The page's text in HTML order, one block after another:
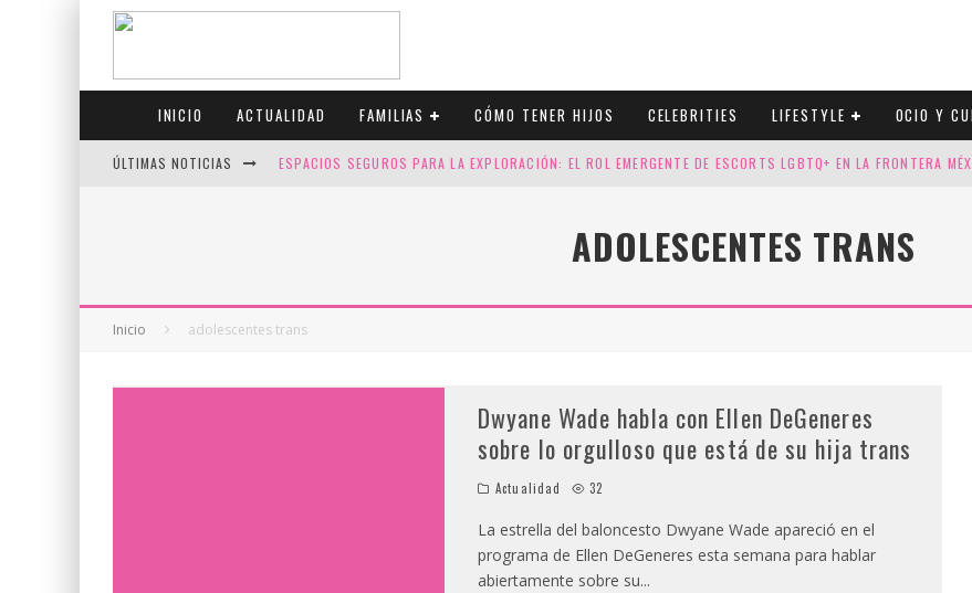
INICIO ACTUALIDAD FAMILIAS CÓMO TENER HIJOS CELEBRITIES LIFESTYLE OCIO Y
ÚLTIMAS NOTICIAS ESPACIOS SEGUROS PARA LA EXPLORACIÓN: EL ROL EMERGENTE DE ESCORTS LGBTQ+ EN LA FRONTERA
CANADÁ CELEBRA EL ORGULLO CON CUATRO SELLOS QUE HONRAN LA HISTORIA LGTB
ADOLESCENTES TRANS
Inicio adolescentes trans
Dwyane Wade habla con Ellen DeGeneres
sobre lo orgulloso que está de su hija trans
Actualidad 32
La estrella del baloncesto Dwyane Wade apareció en el
programa de Ellen DeGeneres esta semana para hablar
abiertamente sobre su...